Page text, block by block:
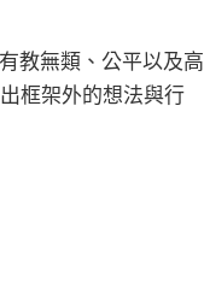
教無類、公平以及高
框架外的想法與行